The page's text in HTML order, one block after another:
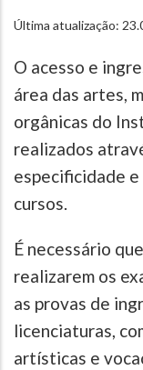
Última atualização:
O acesso e
área das artes,
orgânicas do
realizados
especificidade
cursos.
É necessário
realizarem os
as provas de
licenciaturas,
artísticas e